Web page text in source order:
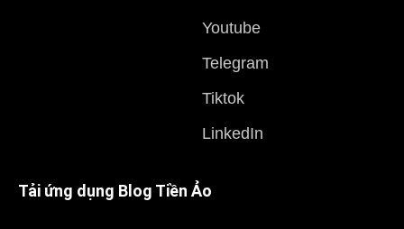
Youtube
Telegram
Tiktok
LinkedIn
Tải ứng dụng Blog Tiền Ảo